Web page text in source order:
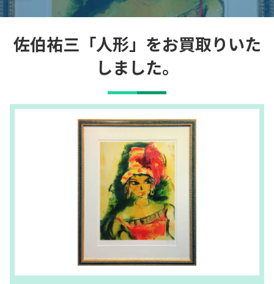
佐伯祐三「人形」をお買取りいた
しました。